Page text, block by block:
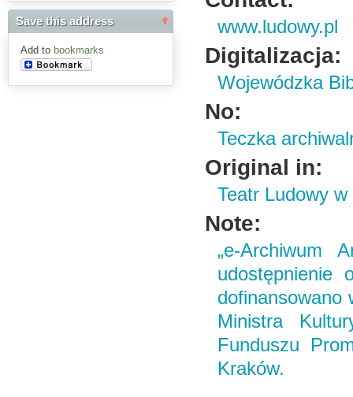
Save this address
Add to bookmarks
www.ludowy.pl
Digitalizacja:
Wojewódzka
No:
Teczka
Original in:
Teatr Ludowy
Note:
„e-Archiwum
udostępnienie
dofinansowano
Ministra
Funduszu
Kraków.